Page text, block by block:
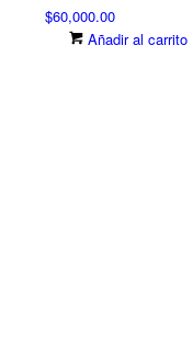
$60,000.00
Añadir al carrito